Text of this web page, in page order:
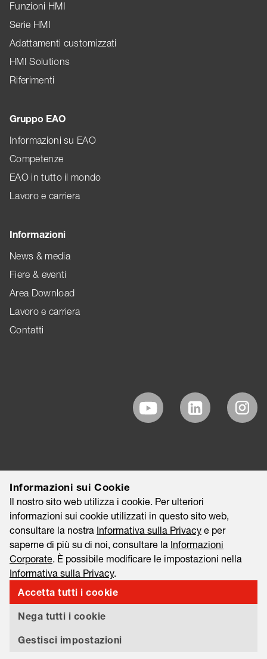
Funzioni HMI
Serie HMI
Adattamenti customizzati
HMI Solutions
Riferimenti
Gruppo EAO
Informazioni su EAO
Competenze
EAO in tutto il mondo
Lavoro e carriera
Informazioni
News & media
Fiere & eventi
Area Download
Lavoro e carriera
Contatti
©2026 EAO AG
Informazioni Legali
Informativa sulla Privacy
Information Security & Data Privacy
Tariff Statement Material Compliance
Informazioni sui Cookie
Il nostro sito web utilizza i cookie. Per ulteriori
informazioni sui cookie utilizzati in questo sito web,
consultare la nostra Informativa sulla Privacy e per
saperne di più su di noi, consultare la Informazioni
Corporate. È possibile modificare le impostazioni nella
Informativa sulla Privacy.
Accetta tutti i cookie
Nega tutti i cookie
Gestisci impostazioni